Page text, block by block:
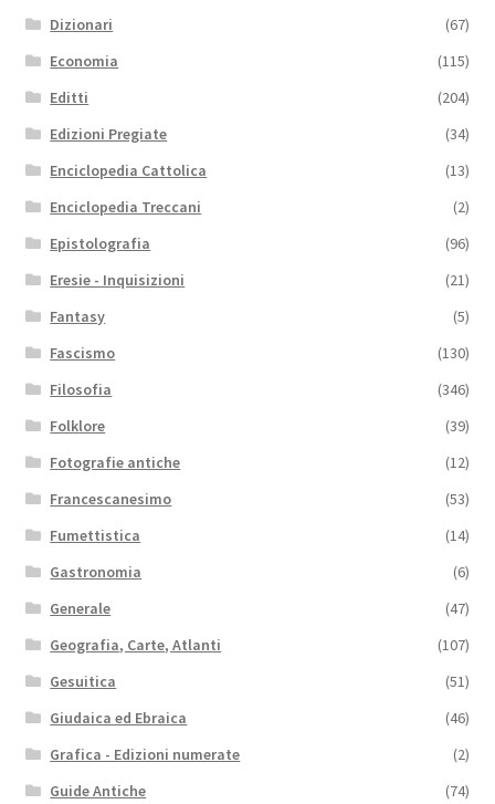
Dizionari
(67)
Economia
(115)
Editti
(204)
Edizioni Pregiate
(34)
Enciclopedia Cattolica
(13)
Enciclopedia Treccani
(2)
Epistolografia
(96)
Eresie - Inquisizioni
(21)
Fantasy
(5)
Fascismo
(130)
Filosofia
(346)
Folklore
(39)
Fotografie antiche
(12)
Francescanesimo
(53)
Fumettistica
(14)
Gastronomia
(6)
Generale
(47)
Geografia, Carte, Atlanti
(107)
Gesuitica
(51)
Giudaica ed Ebraica
(46)
Grafica - Edizioni numerate
(2)
Guide Antiche
(74)